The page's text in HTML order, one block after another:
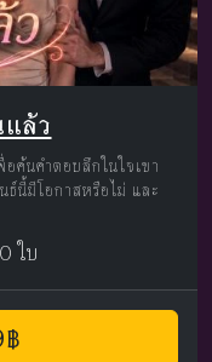
ล้ว
ค้นคำตอบลึกในใจเขา
นี้มีโอกาสหรือไม่ และ
ใบ
฿